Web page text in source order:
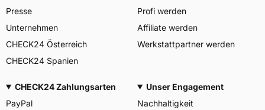
Presse
Unternehmen
CHECK24 Österreich
CHECK24 Spanien
Profi werden
Affiliate werden
Werkstattpartner werden
CHECK24 Zahlungsarten
PayPal
Unser Engagement
Nachhaltigkeit